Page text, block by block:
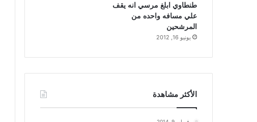
طنطاوي ابلغ مرسي انه يقف
علي مسافه واحده من
المرشحين
يونيو 16, 2012
الأكثر مشاهدة